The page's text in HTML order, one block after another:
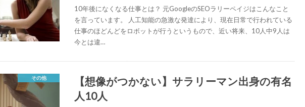
10年後になくなる仕事とは？ 元GoogleのSEOラリーペイジはこんなこと
を言っています。 人工知能の急激な発達により、現在日常で行われている
仕事のほどんどをロボットが行うというもので、近い将来、10人中9人は
今とは違…
その他
【想像がつかない】サラリーマン出身の有名
人10人